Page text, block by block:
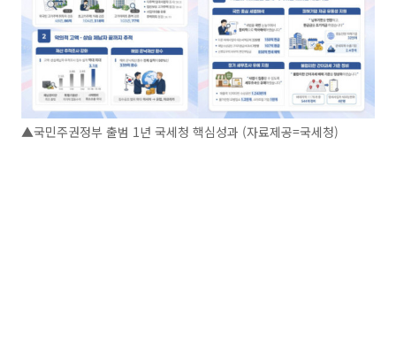
▲국민주권정부 출범 1년 국세청 핵심성과 (자료제공=국세청)